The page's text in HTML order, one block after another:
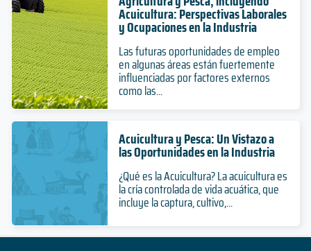
Acuicultura: Perspectivas Laborales
y Ocupaciones en la Industria
Las futuras oportunidades de empleo
en algunas áreas están fuertemente
influenciadas por factores externos
como las...
Acuicultura y Pesca: Un Vistazo a
las Oportunidades en la Industria
¿Qué es la Acuicultura? La acuicultura es
la cría controlada de vida acuática, que
incluye la captura, cultivo,...